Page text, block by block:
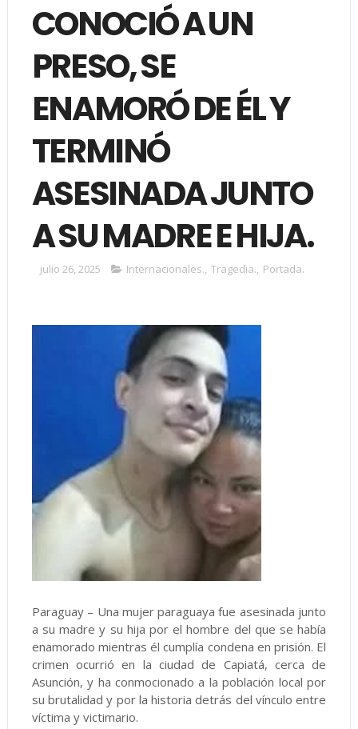
CONOCIÓ A UN
PRESO, SE
ENAMORÓ DE ÉL Y
TERMINÓ
ASESINADA JUNTO
A SU MADRE E HIJA.
julio 26, 2025 Internacionales., Tragedia., Portada.
Paraguay – Una mujer paraguaya fue asesinada junto
a su madre y su hija por el hombre del que se había
enamorado mientras él cumplía condena en prisión. El
crimen ocurrió en la ciudad de Capiatá, cerca de
Asunción, y ha conmocionado a la población local por
su brutalidad y por la historia detrás del vínculo entre
víctima y victimario.